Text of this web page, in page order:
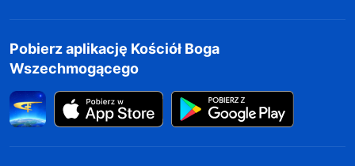
Pobierz aplikację Kościół Boga
Wszechmogącego